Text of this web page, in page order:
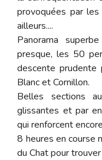
provoquées par
ailleurs....
Panorama
presque, les 50
descente prudente
Blanc et Cornillon.
Belles sections
glissantes et par
qui renforcent
8 heures en course
du Chat pour